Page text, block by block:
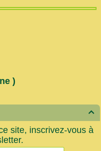
)

site, inscrivez-vous à